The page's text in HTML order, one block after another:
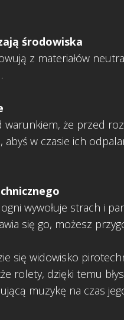
środowiska
z materiałów
że przed
w czasie ich
wywołuje strach i
się go, możesz
się widowisko
rolety, dzięki temu
muzykę na czas